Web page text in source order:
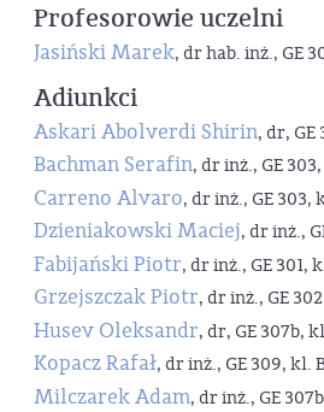
Profesorowie uczelni
Jasiński Marek, dr hab. inż., GE
Adiunkci
Askari Abolverdi Shirin, dr, GE
Bachman Serafin, dr inż., GE
Carreno Alvaro, dr inż., GE 303,
Dzieniakowski Maciej, dr inż.,
Fabijański Piotr, dr inż., GE 301,
Grzejszczak Piotr, dr inż., GE
Husev Oleksandr, dr, GE 307b,
Kopacz Rafał, dr inż., GE 309, kl.
Milczarek Adam, dr inż., GE